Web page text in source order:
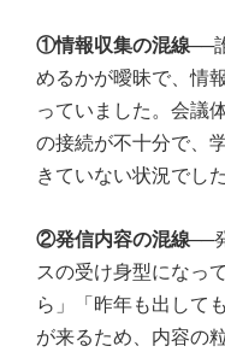
①情報収集の混線──
めるかが曖昧で、情
っていました。会議
の接続が不十分で、
きていない状況でした
②発信内容の混線──
スの受け身型になっ
ら」「昨年も出して
が来るため、内容の